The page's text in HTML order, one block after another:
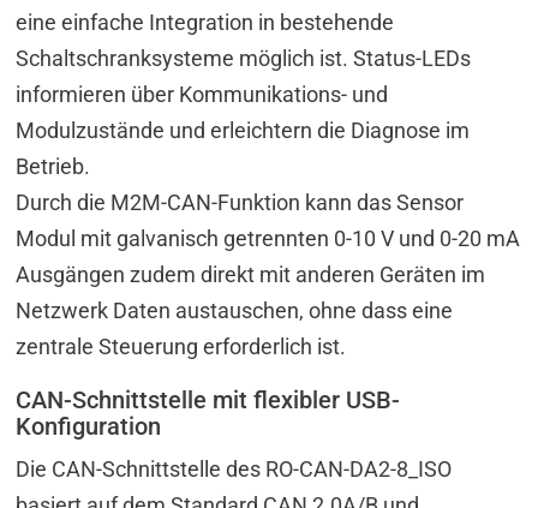
eine einfache Integration in bestehende
Schaltschranksysteme möglich ist. Status-LEDs
informieren über Kommunikations- und
Modulzustände und erleichtern die Diagnose im
Betrieb.
Durch die M2M-CAN-Funktion kann das Sensor
Modul mit galvanisch getrennten 0-10 V und 0-20 mA
Ausgängen zudem direkt mit anderen Geräten im
Netzwerk Daten austauschen, ohne dass eine
zentrale Steuerung erforderlich ist.
CAN-Schnittstelle mit flexibler USB-
Konfiguration
Die CAN-Schnittstelle des RO-CAN-DA2-8_ISO